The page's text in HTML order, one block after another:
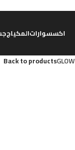
اكسسواراتالمكياج
Back to products